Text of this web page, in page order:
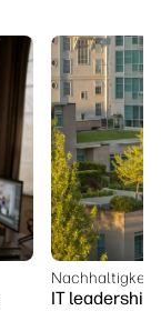
Nachhaltigkeit
IT leadership